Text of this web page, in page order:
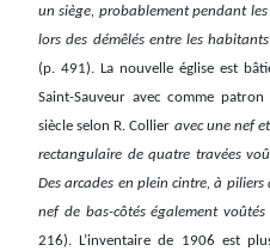
un siège, probablement pendant
lors des démêlés entre les
(p. 491). La nouvelle église est
Saint-Sauveur avec comme
siècle selon R. Collier avec une nef
rectangulaire de quatre travées
Des arcades en plein cintre, à
nef de bas-côtés également voûtés
216). L’inventaire de 1906 est